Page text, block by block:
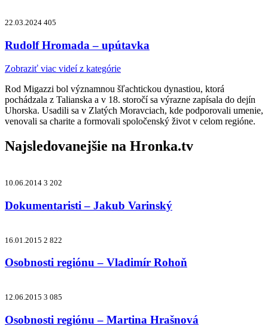
22.03.2024 405
Rudolf Hromada – upútavka
Zobraziť viac videí z kategórie
Rod Migazzi bol významnou šľachtickou dynastiou, ktorá
pochádzala z Talianska a v 18. storočí sa výrazne zapísala do dejín
Uhorska. Usadili sa v Zlatých Moravciach, kde podporovali umenie,
venovali sa charite a formovali spoločenský život v celom regióne.
Najsledovanejšie na Hronka.tv
10.06.2014 3 202
Dokumentaristi – Jakub Varinský
16.01.2015 2 822
Osobnosti regiónu – Vladimír Rohoň
12.06.2015 3 085
Osobnosti regiónu – Martina Hrašnová